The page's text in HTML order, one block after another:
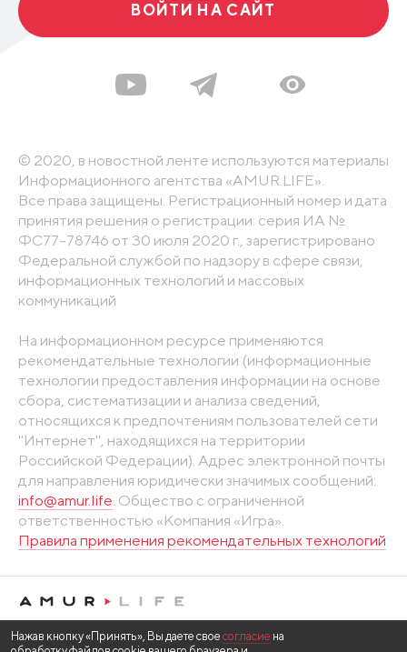
ВОЙТИ НА САЙТ
© 2020, в новостной ленте используются материалы
Информационного агентства «AMUR.LIFE».
Все права защищены. Регистрационный номер и дата
принятия решения о регистрации: серия ИА №
ФС77-78746 от 30 июля 2020 г., зарегистрировано
Федеральной службой по надзору в сфере связи,
информационных технологий и массовых
коммуникаций
На информационном ресурсе применяются
рекомендательные технологии (информационные
технологии предоставления информации на основе
сбора, систематизации и анализа сведений,
относящихся к предпочтениям пользователей сети
"Интернет", находящихся на территории
Российской Федерации). Адрес электронной почты
для направления юридически значимых сообщений:
info@amur.life. Общество с ограниченной
ответственностью «Компания «Игра».
Правила применения рекомендательных технологий
Нажав кнопку «Принять», Вы даете свое согласие на